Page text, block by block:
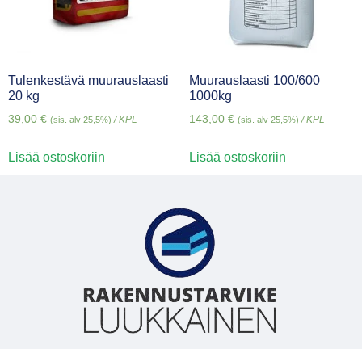
Tulenkestävä muurauslaasti
20 kg
39,00 € (sis. alv 25,5%) / KPL
Lisää ostoskoriin
Muurauslaasti 100/600
1000kg
143,00 € (sis. alv 25,5%) / KPL
Lisää ostoskoriin